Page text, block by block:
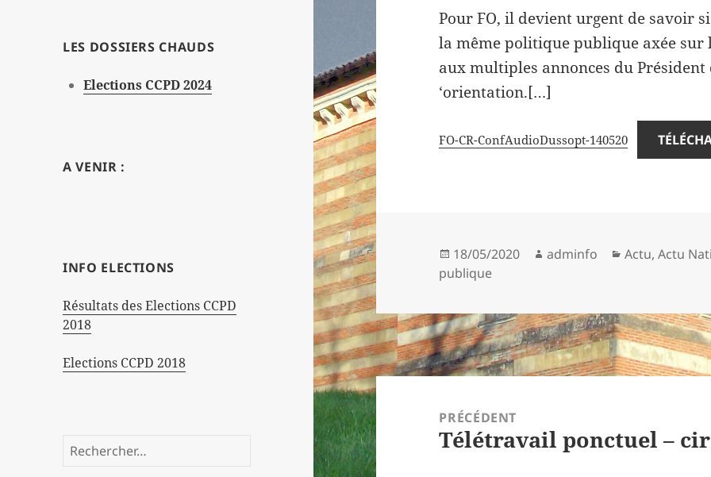
LES DOSSIERS CHAUDS
Elections CCPD 2024
A VENIR :
INFO ELECTIONS
Résultats des Elections CCPD
2018
Elections CCPD 2018
Rechercher :
Pour FO, il devient urgent de savoir
la même politique publique axée sur
aux multiples annonces du
‘orientation.[…]
FO-CR-ConfAudioDussopt-140520
Publié
le
18/05/2020 Auteur
adminfo Catégories
Actu,Actu
publique
Navigation
l’article
PRÉCÉDENT
Article
Télétravail ponctuel –